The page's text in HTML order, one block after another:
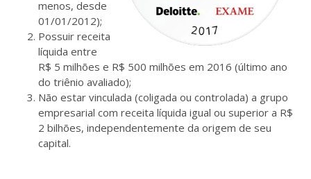
menos, desde
01/01/2012);
Possuir receita
líquida entre
R$ 5 milhões e R$ 500 milhões em 2016 (último ano
do triênio avaliado);
Não estar vinculada (coligada ou controlada) a grupo
empresarial com receita líquida igual ou superior a R$
2 bilhões, independentemente da origem de seu
capital.